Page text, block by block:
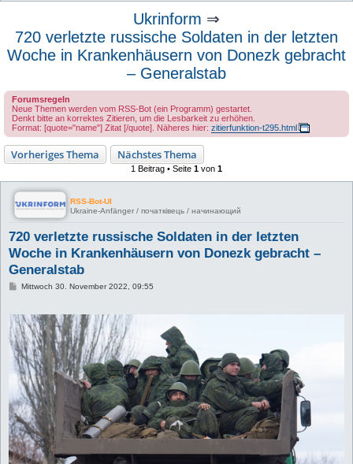
Ukrinform ⇒
720 verletzte russische Soldaten in der letzten
Woche in Krankenhäusern von Donezk gebracht
– Generalstab
Forumsregeln
Neue Themen werden vom RSS-Bot (ein Programm) gestartet.
Denkt bitte an korrektes Zitieren, um die Lesbarkeit zu erhöhen.
Format: [quote="name"] Zitat [/quote]. Näheres hier: zitierfunktion-t295.html
Vorheriges Thema Nächstes Thema
1 Beitrag • Seite 1 von 1
RSS-Bot-UI
Ukraine-Anfänger / початківець / начинающий
720 verletzte russische Soldaten in der letzten
Woche in Krankenhäusern von Donezk gebracht –
Generalstab
B
t
r
a
g
Mittwoch 30. November 2022, 09:55